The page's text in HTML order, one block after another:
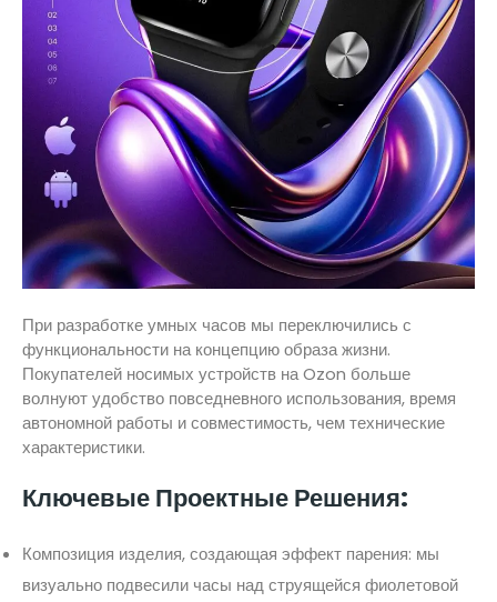
При разработке умных часов мы переключились с
функциональности на концепцию образа жизни.
Покупателей носимых устройств на Ozon больше
волнуют удобство повседневного использования, время
автономной работы и совместимость, чем технические
характеристики.
Ключевые Проектные Решения:
Композиция изделия, создающая эффект парения: мы
визуально подвесили часы над струящейся фиолетовой